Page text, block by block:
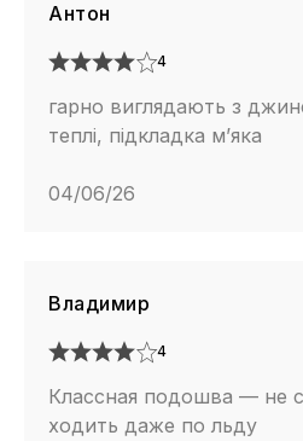
Антон
4
гарно виглядають з
теплі, підкладка м’яка
04/06/26
Владимир
4
Классная подошва — не
ходить даже по льду